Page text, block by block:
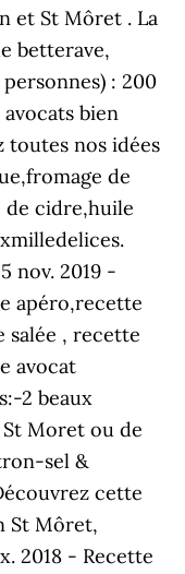
et St Môret . La
betterave,
: 200
bien
toutes nos idées
de
de cidre,huile
nov. 2019 -
apéro,recette
, recette
avocat
2 beaux
Moret ou de
sel &
cette
St Môret,
2018 - Recette